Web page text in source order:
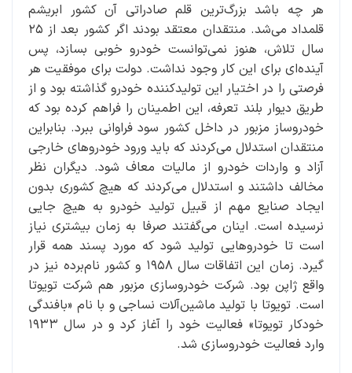
هر چه باشد بزرگ‌ترین قلم صادراتی آن کشور ابریشم
قلمداد می‌شد. منتقدان معتقد بودند اگر کشور بعد از ۲۵
سال تلاش، هنوز نمی‌توانست خودرو خوبی بسازد، پس
آینده‌ای برای این کار وجود نداشت. دولت برای موفقیت هر
فرصتی را در اختیار این تولیدکننده خودرو گذاشته بود و از
طریق دیوار بلند تعرفه، این اطمینان را فراهم کرده بود که
خودروساز مزبور در داخل کشور سود فراوانی ببرد. بنابراین
منتقدان استدلال می‌کردند که باید ورود خودروهای خارجی
آزاد و واردات خودرو از مالیات معاف شود. دیگران نظر
مخالف داشتند و استدلال می‌کردند که هیچ کشوری بدون
ایجاد صنایع مهم از قبیل تولید خودرو به هیچ جایی
نرسیده است. اینان می‌گفتند صرفا به زمان بیشتری نیاز
است تا خودروهایی تولید شود که مورد پسند همه قرار
گیرد. زمان این اتفاقات سال ۱۹۵۸ و کشور نام‌برده نیز در
واقع ژاپن بود. شرکت خودروسازی مزبور هم شرکت تویوتا
است. تویوتا با تولید ماشین‌آلات نساجی و با نام «بافندگی
خودکار تویوتا» فعالیت خود را آغاز کرد و در سال ۱۹۳۳
وارد فعالیت خودروسازی شد.